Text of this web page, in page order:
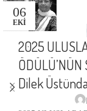
06
EKI
2025
ÖDÜLÜ’NÜN
Dilek